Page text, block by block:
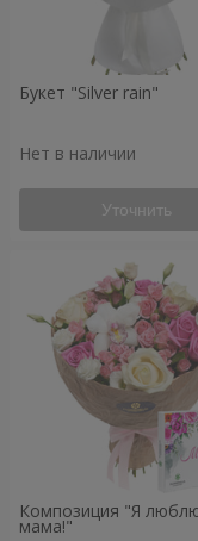
Букет "Silver rain"
Нет в наличии
Уточнить
Композиция "Я
мама!"